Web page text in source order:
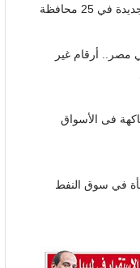
مصر.. أرقام غير
فى الأسواق
في سوق النفط